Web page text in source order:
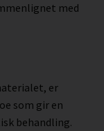
med
er
som gir en
behandling.